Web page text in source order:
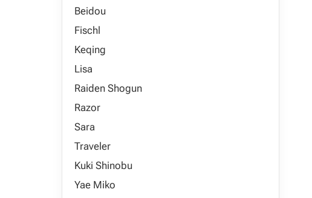
Beidou
Fischl
Keqing
Lisa
Raiden Shogun
Razor
Sara
Traveler
Kuki Shinobu
Yae Miko